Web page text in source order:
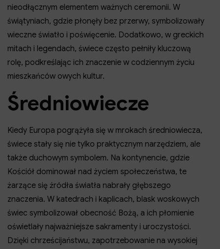
nieodłącznym elementem ważnych ceremonii. W
świątyniach, gdzie płonęły bez przerwy, symbolizowały
wieczne światło i poświęcenie. Dodatkowo, w greckich
mitach i legendach, świece często pełniły kluczową
rolę, podkreślając ich znaczenie w codziennym życiu
mieszkańców owych kultur.
Średniowiecze
Kiedy Europa pogrążyła się w mrokach średniowiecza,
świece stały się nie tylko praktycznym narzędziem, ale
także duchowym symbolem. Na kontynencie, gdzie
Kościół dominował nad życiem społeczeństwa, te
żarzące się źródła światła nabrały głębszego
znaczenia. W katedrach i kaplicach, blask woskowych
świec symbolizował obecność Bożą, a ich płomienie
oświetlały najważniejsze sakramenty i uroczystości.
Dzięki chrześcijaństwu, zapotrzebowanie na wysokiej